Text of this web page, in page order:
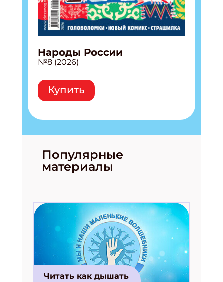
Народы России
№8 (2026)
Купить
Популярные
материалы
Читать как дышать
Подпишись на рассылку
Укажите имя
ПОДПИСАТЬСЯ